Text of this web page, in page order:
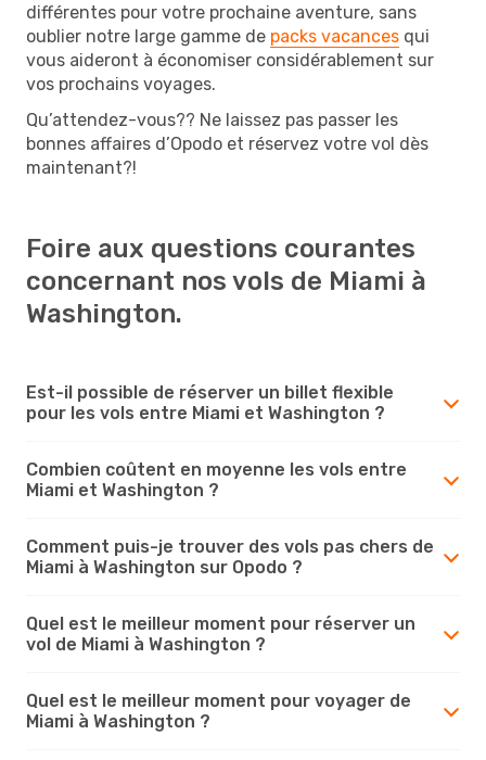
différentes pour votre prochaine aventure, sans
oublier notre large gamme de packs vacances qui
vous aideront à économiser considérablement sur
vos prochains voyages.
Qu’attendez-vous?? Ne laissez pas passer les
bonnes affaires d’Opodo et réservez votre vol dès
maintenant?!
Foire aux questions courantes
concernant nos vols de Miami à
Washington.
Est-il possible de réserver un billet flexible
pour les vols entre Miami et Washington ?
Combien coûtent en moyenne les vols entre
Miami et Washington ?
Comment puis-je trouver des vols pas chers de
Miami à Washington sur Opodo ?
Quel est le meilleur moment pour réserver un
vol de Miami à Washington ?
Quel est le meilleur moment pour voyager de
Miami à Washington ?